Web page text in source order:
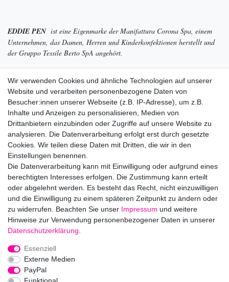
EDDIE PEN ist eine Eigenmarke der Manifattura Corona Spa, einem
Unternehmen, das Damen, Herren und Kinderkonfektionen herstellt und
der Gruppo Tessile Berto SpA angehört.
Die hochwertige Linie für Kinder Eddie Pen ist im Jahre 1991 entstanden.
Das Zieldes Unternehmens liegt darin, die höchste Produktqualität in
raffiniertem Design zu liefern, die sich durch unverwechselbare
außergewöhnliche italienische Kreativität und Stil ausgezeichnet.
Prioritätder Firma - qualitativ hochwertige Produkte zu produzieren
und anzubieten, die unkompliziert und in ihrer Einfachheit leicht
erkennbar sind.
Die Kinder Daunenjacken von Eddie Pen finden bei Kunden große
Wertschätzung und Anerkennung.
Barrierefreiheitserklärung
Wir verwenden Cookies und ähnliche Technologien auf unserer
Website und verarbeiten personenbezogene Daten von
Besucher:innen unserer Webseite (z.B. IP-Adresse), um z.B.
Inhalte und Anzeigen zu personalisieren, Medien von
Drittanbietern einzubinden oder Zugriffe auf unsere Website zu
analysieren. Die Datenverarbeitung erfolgt erst durch gesetzte
Cookies. Wir teilen diese Daten mit Dritten, die wir in den
Einstellungen benennen.
Die Datenverarbeitung kann mit Einwilligung oder aufgrund eines
berechtigten Interesses erfolgen. Die Zustimmung kann erteilt
oder abgelehnt werden. Es besteht das Recht, nicht einzuwilligen
und die Einwilligung zu einem späteren Zeitpunkt zu ändern oder
zu widerrufen. Beachten Sie unser Impressum und weitere
Hinweise zur Verwendung personenbezogener Daten in unserer
Daten­schutz­erklärung
Essenziell
Externe Medien
PayPal